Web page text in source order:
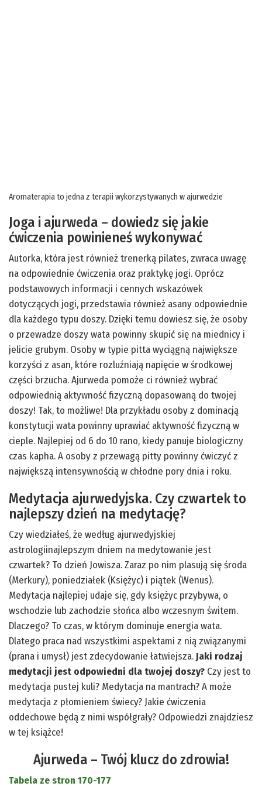
Aromaterapia to jedna z terapii wykorzystywanych w ajurwedzie
Joga i ajurweda – dowiedz się jakie
ćwiczenia powinieneś wykonywać
Autorka, która jest również trenerką pilates, zwraca uwagę
na odpowiednie ćwiczenia oraz praktykę jogi. Oprócz
podstawowych informacji i cennych wskazówek
dotyczących jogi, przedstawia również asany odpowiednie
dla każdego typu doszy. Dzięki temu dowiesz się, że osoby
o przewadze doszy wata powinny skupić się na miednicy i
jelicie grubym. Osoby w typie pitta wyciągną największe
korzyści z asan, które rozluźniają napięcie w środkowej
części brzucha. Ajurweda pomoże ci również wybrać
odpowiednią aktywność fizyczną dopasowaną do twojej
doszy! Tak, to możliwe! Dla przykładu osoby z dominacją
konstytucji wata powinny uprawiać aktywność fizyczną w
cieple. Najlepiej od 6 do 10 rano, kiedy panuje biologiczny
czas kapha. A osoby z przewagą pitty powinny ćwiczyć z
największą intensywnością w chłodne pory dnia i roku.
Medytacja ajurwedyjska. Czy czwartek to
najlepszy dzień na medytację?
Czy wiedziałeś, że według ajurwedyjskiej
astrologiinajlepszym dniem na medytowanie jest
czwartek? To dzień Jowisza. Zaraz po nim plasują się środa
(Merkury), poniedziałek (Księżyc) i piątek (Wenus).
Medytacja najlepiej udaje się, gdy księżyc przybywa, o
wschodzie lub zachodzie słońca albo wczesnym świtem.
Dlaczego? To czas, w którym dominuje energia wata.
Dlatego praca nad wszystkimi aspektami z nią związanymi
(prana i umysł) jest zdecydowanie łatwiejsza.Jaki rodzaj
medytacji jest odpowiedni dla twojej doszy? Czy jest to
medytacja pustej kuli? Medytacja na mantrach? A może
medytacja z płomieniem świecy? Jakie ćwiczenia
oddechowe będą z nimi współgrały? Odpowiedzi znajdziesz
w tej książce!
Ajurweda – Twój klucz do zdrowia!
Tabela ze stron 170-177